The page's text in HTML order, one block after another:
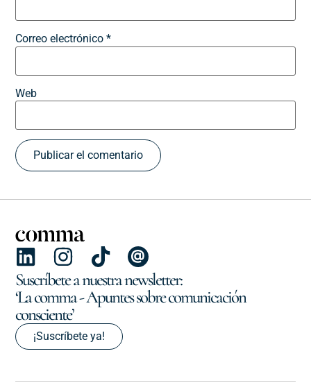
Correo electrónico*
Web
Suscríbete a nuestra newsletter:
‘La comma - Apuntes sobre comunicación
consciente’
¡Suscríbete ya!